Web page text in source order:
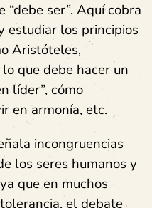
ser”. Aquí cobra
estudiar los principios
Aristóteles,
que debe hacer un
líder”, cómo
en armonía, etc.
incongruencias
los seres humanos y
que en muchos
el debate